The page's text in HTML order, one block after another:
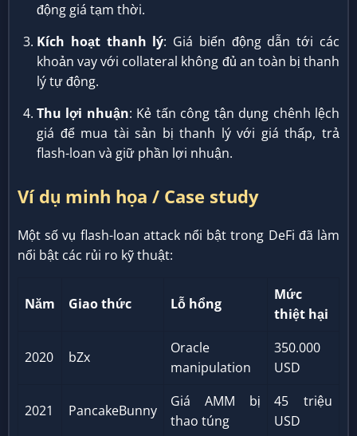
động giá tạm thời.
Kích hoạt thanh lý: Giá biến động dẫn tới các
khoản vay với collateral không đủ an toàn bị thanh
lý tự động.
Thu lợi nhuận: Kẻ tấn công tận dụng chênh lệch
giá để mua tài sản bị thanh lý với giá thấp, trả
flash-loan và giữ phần lợi nhuận.
Ví dụ minh họa / Case study
Một số vụ flash-loan attack nổi bật trong DeFi đã làm
nổi bật các rủi ro kỹ thuật:
Năm Giao thức Lỗ hổng
Mức
thiệt hại
2020 bZx
Oracle
manipulation
350.000
USD
2021 PancakeBunny
Giá AMM bị
thao túng
45 triệu
USD